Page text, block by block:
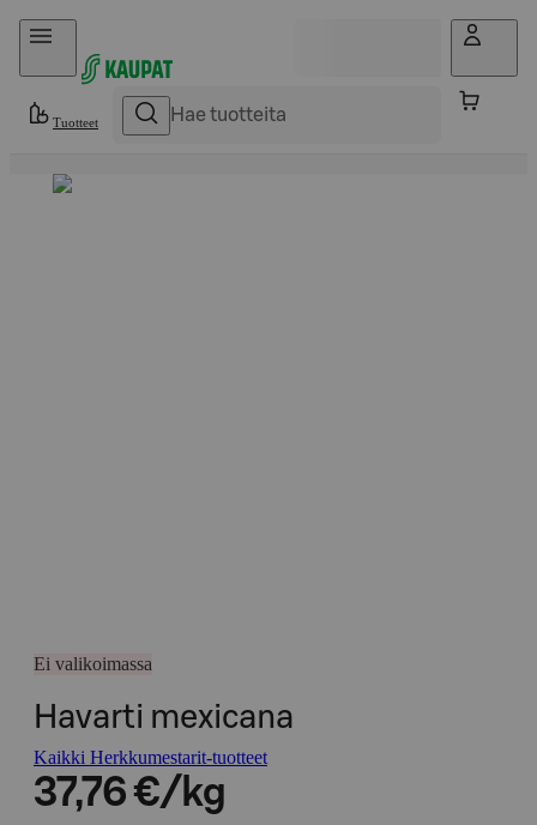
Hyppää sisältöön
Tuotteet
Ei valikoimassa
Havarti mexicana
Kaikki Herkkumestarit-tuotteet
37,76 €/kg